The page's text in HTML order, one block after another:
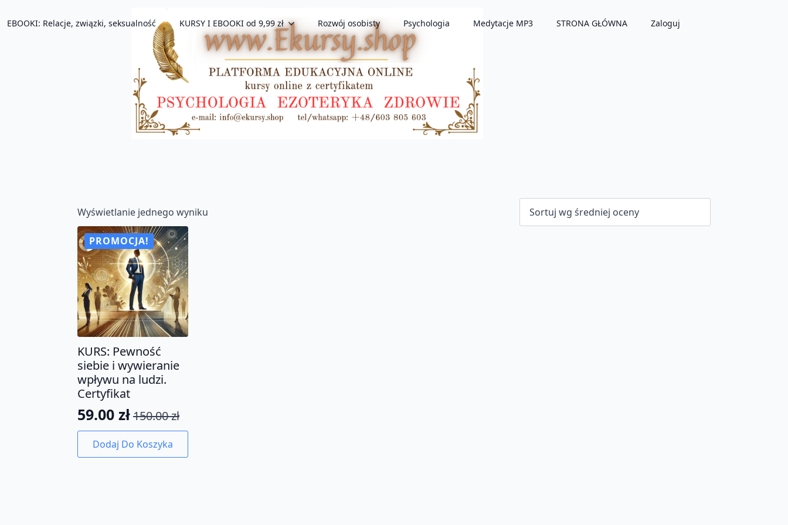
EBOOKI: Relacje, związki, seksualność KURSY I EBOOKI od 9,99 zł Rozwój osobisty Psychologia Medytacje MP3 STRONA GŁÓWNA Zaloguj
Wyświetlanie jednego wyniku
PROMOCJA!
KURS: Pewność
siebie i wywieranie
wpływu na ludzi.
Certyfikat
150.00zł
Pierwotna
cena
wynosiła:
59.00 zł
Aktualna
cena
wynosi:
Dodaj Do Koszyka